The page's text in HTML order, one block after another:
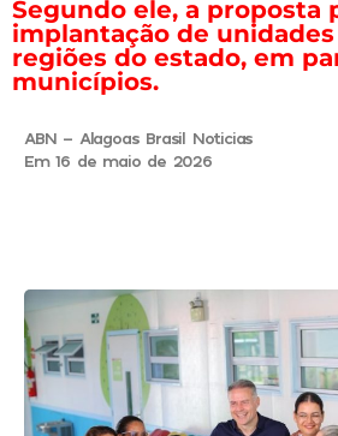
Segundo ele, a proposta
implantação de
regiões do estado, em
municípios.
ABN - Alagoas Brasil Noticias
Em 16 de maio de 2026